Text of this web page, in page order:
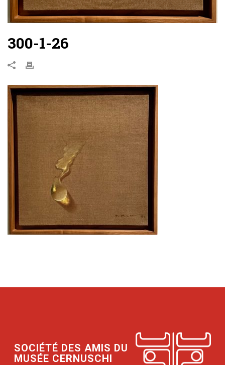
300-1-26
SOCIÉTÉ DES AMIS DU
MUSÉE CERNUSCHI